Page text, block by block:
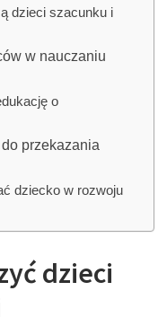
dzieci szacunku i
w nauczaniu
o
przekazania
dziecko w rozwoju
dzieci